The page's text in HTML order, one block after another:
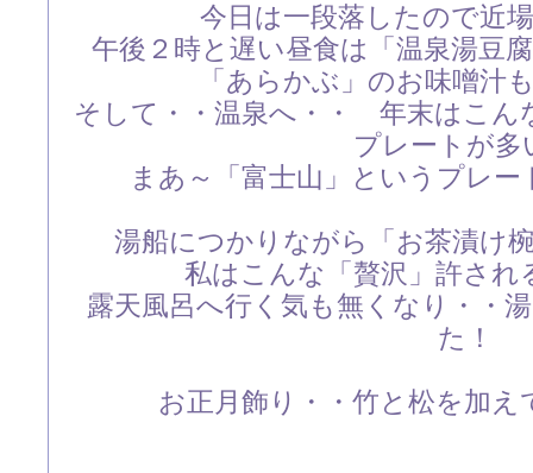
今日は一段落したので近
午後２時と遅い昼食は「温泉湯豆
「あらかぶ」のお味噌汁
そして・・温泉へ・・ 年末はこん
プレートが多
まあ～「富士山」というプレ
湯船につかりながら「お茶漬け
私はこんな「贅沢」許され
露天風呂へ行く気も無くなり・・
た！
お正月飾り・・竹と松を加